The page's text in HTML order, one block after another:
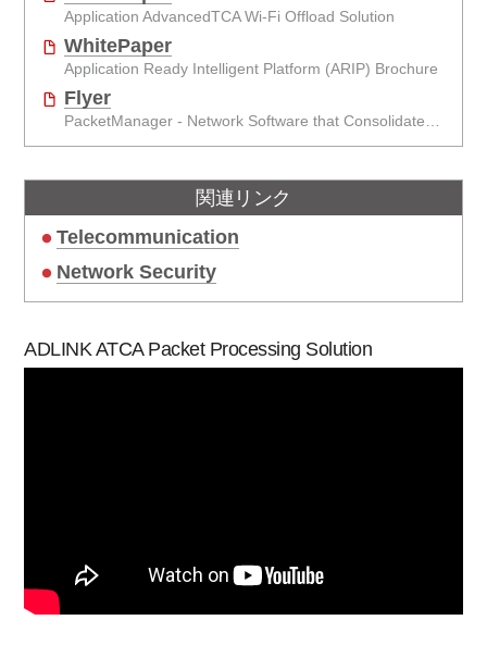
Application AdvancedTCA Wi-Fi Offload Solution
WhitePaper
Application Ready Intelligent Platform (ARIP) Brochure
Flyer
関連リンク
Telecommunication
Network Security
ADLINK ATCA Packet Processing Solution